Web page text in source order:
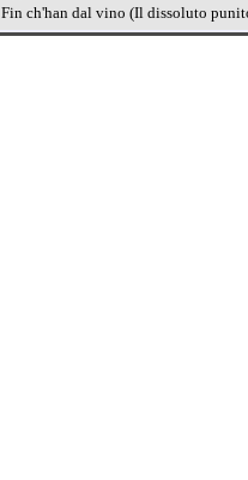
Fin ch'han dal vino (Il dissoluto punito